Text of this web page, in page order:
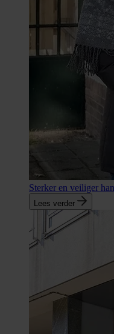
Sterker en veiliger
Lees verder